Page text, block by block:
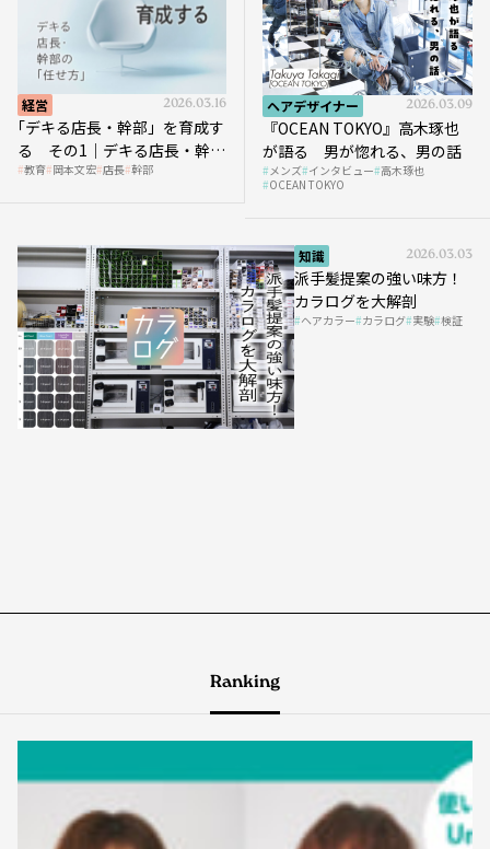
経営 2026.03.16
｢デキる店長・幹部」を育成す
る その1｜デキる店長・幹部
の「任せ方」
教育 岡本文宏 店長 幹部
ヘアデザイナー 2026.03.09
『OCEAN TOKYO』高木琢也
が語る 男が惚れる、男の話
メンズ インタビュー 高木琢也
OCEAN TOKYO
知識 2026.03.03
派手髪提案の強い味方！
カラログを大解剖
ヘアカラー カラログ 実験 検証
Ranking